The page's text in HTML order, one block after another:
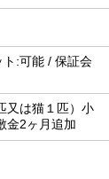
:可能 / 保証会
又は猫１匹）小
2ヶ月追加